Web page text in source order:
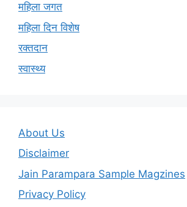
महिला जगत
महिला दिन विशेष
रक्तदान
स्वास्थ्य
About Us
Disclaimer
Jain Parampara Sample Magzines
Privacy Policy